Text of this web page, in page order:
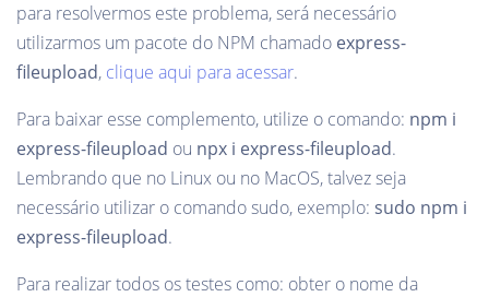
para resolvermos este problema, será necessário
utilizarmos um pacote do NPM chamado express-
fileupload, clique aqui para acessar.
Para baixar esse complemento, utilize o comando: npm i
express-fileupload ou npx i express-fileupload.
Lembrando que no Linux ou no MacOS, talvez seja
necessário utilizar o comando sudo, exemplo: sudo npm i
express-fileupload.
Para realizar todos os testes como: obter o nome da